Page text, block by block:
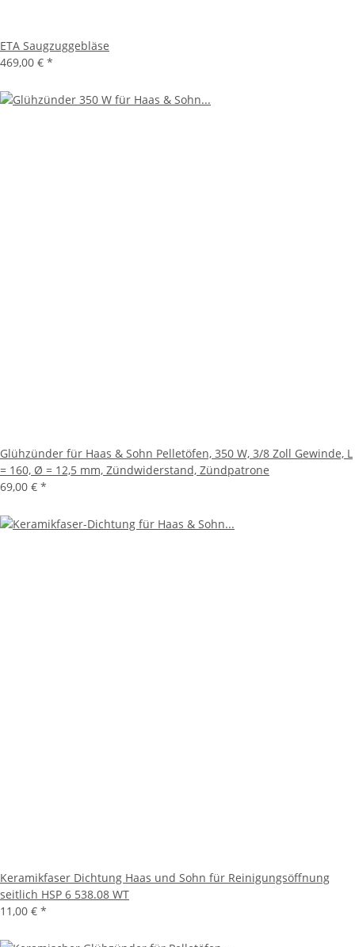
ETA Saugzuggebläse
469,00 € *
Glühzünder für Haas & Sohn Pelletöfen, 350 W, 3/8 Zoll Gewinde, L
= 160, Ø = 12,5 mm, Zündwiderstand, Zündpatrone
69,00 € *
Keramikfaser Dichtung Haas und Sohn für Reinigungsöffnung
seitlich HSP 6 538.08 WT
11,00 € *